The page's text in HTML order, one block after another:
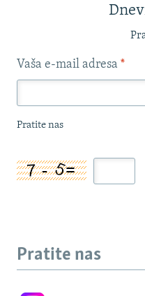
Vaša e-mail adresa *
Pratite nas
Pratite nas